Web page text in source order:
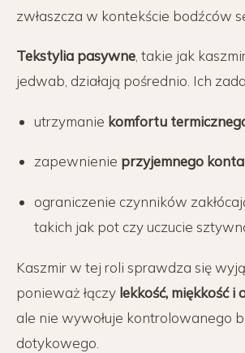
zwłaszcza w kontekście bodźców
Tekstylia pasywne, takie jak
jedwab, działają pośrednio. Ich
utrzymanie komfortu
zapewnienie przyjemnego
ograniczenie czynników
takich jak pot czy uczucie
Kaszmir w tej roli sprawdza się
ponieważ łączy lekkość, miękkość i
ale nie wywołuje kontrolowanego
dotykowego.